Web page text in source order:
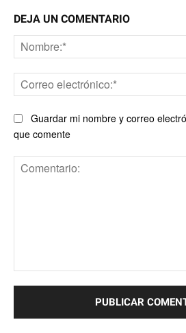
DEJA UN COMENTARIO
Guardar mi nombre y correo
que comente